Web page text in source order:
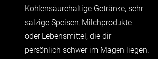
Kohlensäurehaltige Getränke, sehr
salzige Speisen, Milchprodukte
oder Lebensmittel, die dir
persönlich schwer im Magen liegen.